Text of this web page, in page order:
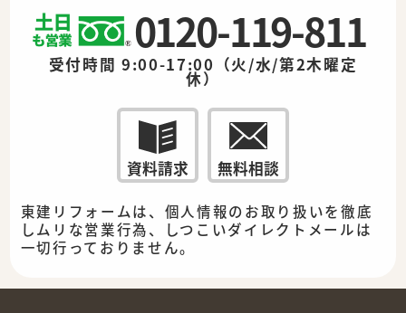
0120-119-811
受付時間 9:00-17:00（火/水/第2木曜定
休）
資料請求 無料相談
東建リフォームは、個人情報のお取り扱いを徹底
しムリな営業行為、しつこいダイレクトメールは
一切行っておりません。